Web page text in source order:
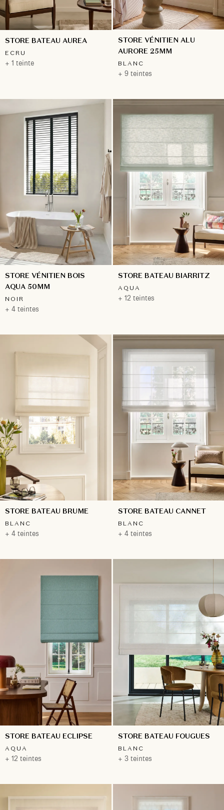
STORE BATEAU AUREA
ECRU
+ 1 teinte
STORE VÉNITIEN ALU
AURORE 25MM
BLANC
+ 9 teintes
STORE VÉNITIEN BOIS
AQUA 50MM
NOIR
+ 4 teintes
STORE BATEAU BIARRITZ
AQUA
+ 12 teintes
STORE BATEAU BRUME
BLANC
+ 4 teintes
STORE BATEAU CANNET
BLANC
+ 4 teintes
STORE BATEAU ECLIPSE
AQUA
+ 12 teintes
STORE BATEAU FOUGUES
BLANC
+ 3 teintes